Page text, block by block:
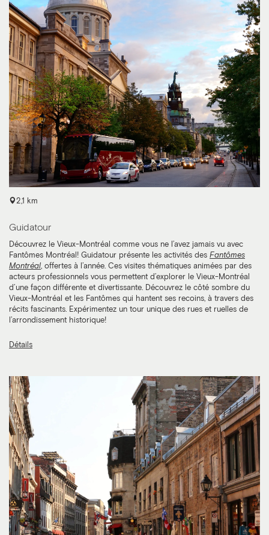
2,1 km
Guidatour
Découvrez le Vieux-Montréal comme vous ne l’avez jamais vu avec
Fantômes Montréal! Guidatour présente les activités des Fantômes
Montréal, offertes à l’année. Ces visites thématiques animées par des
acteurs professionnels vous permettent d’explorer le Vieux-Montréal
d’une façon différente et divertissante. Découvrez le côté sombre du
Vieux-Montréal et les Fantômes qui hantent ses recoins, à travers des
récits fascinants. Expérimentez un tour unique des rues et ruelles de
l’arrondissement historique!
Détails